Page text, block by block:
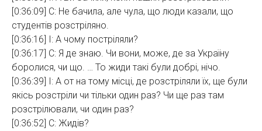
[0:36:09] С: Не бачила, але чула, що люди казали, що
студентів розстріляно.
[0:36:16] І: А чому постріляли?
[0:36:17] С: Я де знаю. Чи вони, може, де за Україну
боролися, чи що. … То жиди такі були добрі, нічо.
[0:36:39] І: А от на тому місці, де розстріляли їх, ще були
якісь розстріли чи тільки один раз? Чи ще раз там
розстрілювали, чи один раз?
[0:36:52] С: Жидів?